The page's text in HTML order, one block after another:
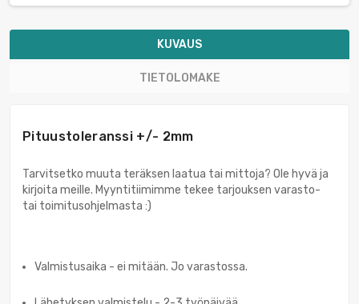
KUVAUS
TIETOLOMAKE
Pituustoleranssi +/- 2mm
Tarvitsetko muuta teräksen laatua tai mittoja? Ole hyvä ja
kirjoita meille. Myyntitiimimme tekee tarjouksen varasto-
tai toimitusohjelmasta :)
Valmistusaika - ei mitään. Jo varastossa.